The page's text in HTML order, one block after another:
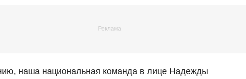
наша национальная команда в лице Надежды